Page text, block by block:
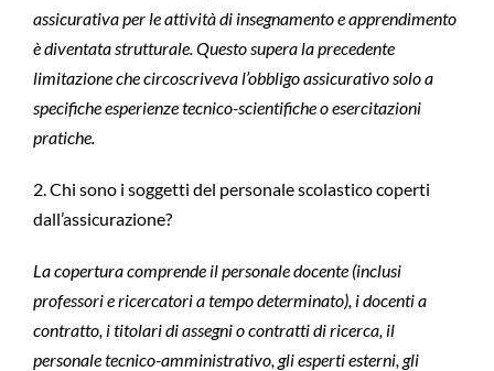
assicurativa per le attività di insegnamento e apprendimento
è diventata strutturale. Questo supera la precedente
limitazione che circoscriveva l’obbligo assicurativo solo a
specifiche esperienze tecnico-scientifiche o esercitazioni
pratiche.
2. Chi sono i soggetti del personale scolastico coperti
dall’assicurazione?
La copertura comprende il personale docente (inclusi
professori e ricercatori a tempo determinato), i docenti a
contratto, i titolari di assegni o contratti di ricerca, il
personale tecnico-amministrativo, gli esperti esterni, gli